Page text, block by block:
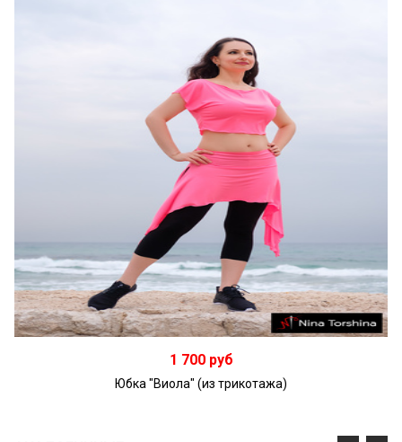
Подробнее
1 700 руб
Юбка "Виола" (из трикотажа)